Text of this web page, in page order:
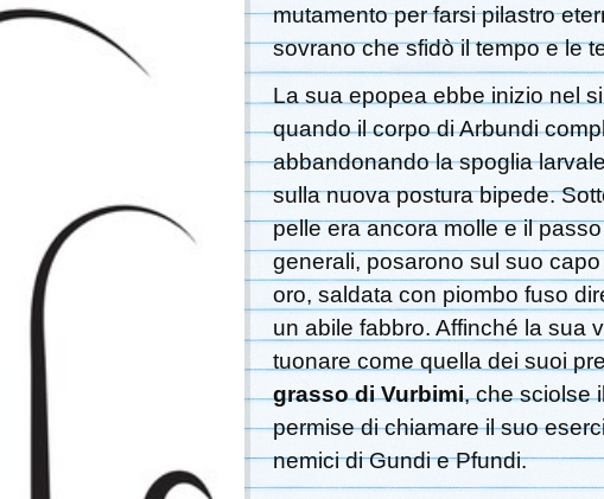
mutamento per farsi pilastro
sovrano che sfidò il tempo e le
La sua epopea ebbe inizio nel
quando il corpo di Arbundi
abbandonando la spoglia
sulla nuova postura bipede.
pelle era ancora molle e il
generali, posarono sul suo
oro, saldata con piombo fuso
un abile fabbro. Affinché la sua
tuonare come quella dei suoi
grasso di Vurbimi, che sciolse
permise di chiamare il suo
nemici di Gundi e Pfundi.